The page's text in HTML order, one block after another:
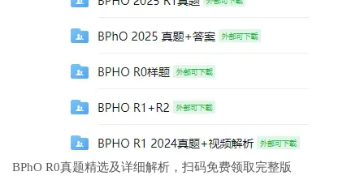
BPhO R0真题精选及详细解析，扫码免费领取完整版